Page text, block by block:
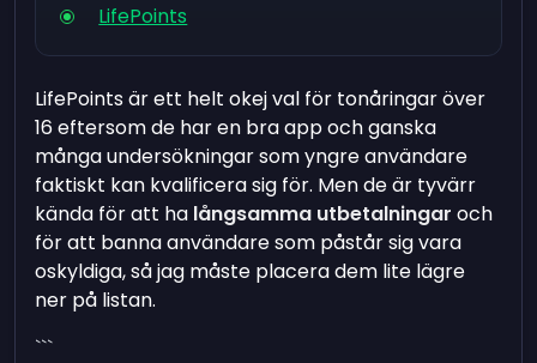
LifePoints
LifePoints är ett helt okej val för tonåringar över
16 eftersom de har en bra app och ganska
många undersökningar som yngre användare
faktiskt kan kvalificera sig för. Men de är tyvärr
kända för att ha långsamma utbetalningar och
för att banna användare som påstår sig vara
oskyldiga, så jag måste placera dem lite lägre
ner på listan.
```